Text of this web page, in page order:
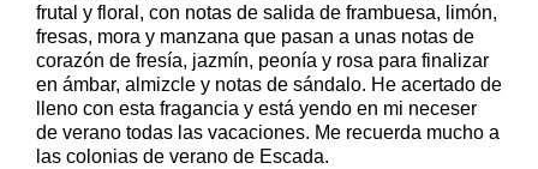
frutal y floral, con notas de salida de frambuesa, limón,
fresas, mora y manzana que pasan a unas notas de
corazón de fresía, jazmín, peonía y rosa para finalizar
en ámbar, almizcle y notas de sándalo. He acertado de
lleno con esta fragancia y está yendo en mi neceser
de verano todas las vacaciones. Me recuerda mucho a
las colonias de verano de Escada.